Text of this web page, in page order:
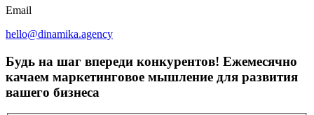
Email
hello@dinamika.agency
Будь на шаг впереди конкурентов! Ежемесячно
качаем маркетинговое мышление для развития
вашего бизнеса